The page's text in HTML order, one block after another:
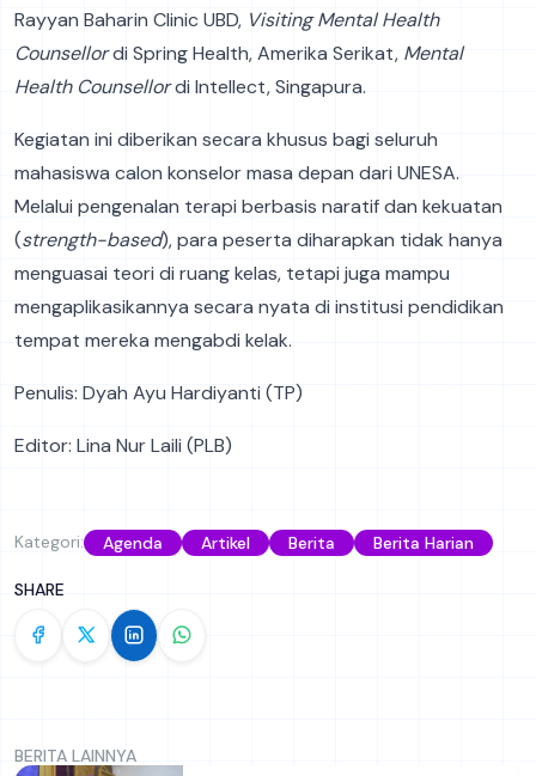
Rayyan Baharin Clinic UBD, Visiting Mental Health
Counsellordi Spring Health, Amerika Serikat, Mental
Health Counsellordi Intellect, Singapura.
Kegiatan ini diberikan secara khusus bagi seluruh
mahasiswa calon konselor masa depan dari UNESA.
Melalui pengenalan terapi berbasis naratif dan kekuatan
(strength-based), para peserta diharapkan tidak hanya
menguasai teori di ruang kelas, tetapi juga mampu
mengaplikasikannya secara nyata di institusi pendidikan
tempat mereka mengabdi kelak.
Penulis: Dyah Ayu Hardiyanti (TP)
Editor: Lina Nur Laili (PLB)
Kategori: Agenda Artikel Berita Berita Harian
SHARE
BERITA LAINNYA